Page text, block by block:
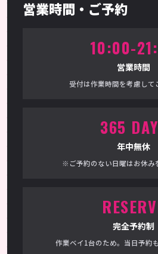
営業時間・ご予約
10:00-
営業時間
受付は作業時間を考慮して
365
年中無休
※ご予約のない日曜はお休み
完全予約制
作業ベイ1台のため。当日予約